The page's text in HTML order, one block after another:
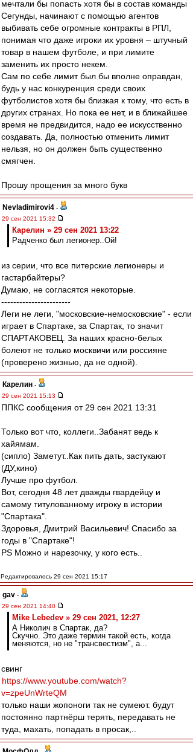
мечтали бы попасть хотя бы в состав команды
Сегунды, начинают с помощью агентов
выбивать себе огромные контракты в РПЛ,
понимая что даже игроки их уровня – штучный
товар в нашем футболе, и при лимите
заменить их просто некем.
Сам по себе лимит был бы вполне оправдан,
будь у нас конкуренция среди своих
футболистов хотя бы близкая к тому, что есть в
других странах. Но пока ее нет, и в ближайшее
время не предвидится, надо ее искусственно
создавать. Да, полностью отменить лимит
нельзя, но он должен быть существенно
смягчен.
Прошу прощения за много букв
Nevladimirovi4 -
29 сен 2021 15:32
Карелин » 29 сен 2021 13:22
Радченко был легионер..Ой!
из серии, что все питерские легионеры и
гастарбайтеры?
Думаю, не согласятся некоторые.
-----------------------
Леги не леги, "московские-немосковские" - если
играет в Спартаке, за Спартак, то значит
СПАРТАКОВЕЦ. За наших красно-белых
болеют не только москвичи или россияне
(проверено жизнью, да не одной).
Карелин -
29 сен 2021 15:13
ППКС сообщения от 29 сен 2021 13:31
Только вот что, коллеги..Забанят ведь к
хайямам.
(сипло) Заметут..Как пить дать, застукают
(ДУ,кино)
Лучше про футбол.
Вот, сегодня 48 лет дважды гвардейцу и
самому титулованному игроку в истории
"Спартака".
Здоровья, Дмитрий Васильевич! Спасибо за
годы в "Спартаке"!
PS Можно и нарезочку, у кого есть..
Редактировалось 29 сен 2021 15:17
gav -
29 сен 2021 14:40
Mike Lebedev » 29 сен 2021, 12:27
А Николич в Спартак, да?
Скучно. Это даже термин такой есть, когда
меняются, но не "трансвестизм", а...
свинг
https://www.youtube.com/watch?
v=zpeUnWrteQM
только наши жопоноги так не сумеют. будут
постоянно партнёрш терять, передавать не
туда, махать, попадать в просак,..